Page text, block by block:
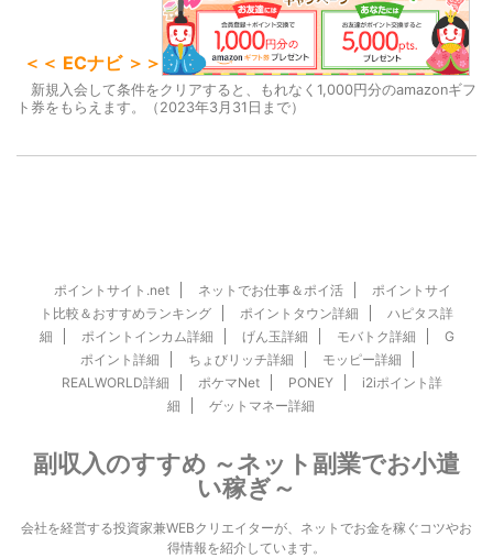
＜＜ ECナビ ＞＞
新規入会して条件をクリアすると、もれなく1,000円分のamazonギフ
ト券をもらえます。（2023年3月31日まで）
ポイントサイト.net ネットでお仕事＆ポイ活
ポイントサイ
ト比較＆おすすめランキング
ポイントタウン詳細
ハピタス詳
細
ポイントインカム詳細 げん玉詳細 モバトク詳細
G
ポイント詳細
ちょびリッチ詳細
モッピー詳細
REALWORLD詳細
ポケマNet PONEY
i2iポイント詳
細
ゲットマネー詳細
副収入のすすめ ～ネット副業でお小遣
い稼ぎ～
会社を経営する投資家兼WEBクリエイターが、ネットでお金を稼ぐコツやお
得情報を紹介しています。